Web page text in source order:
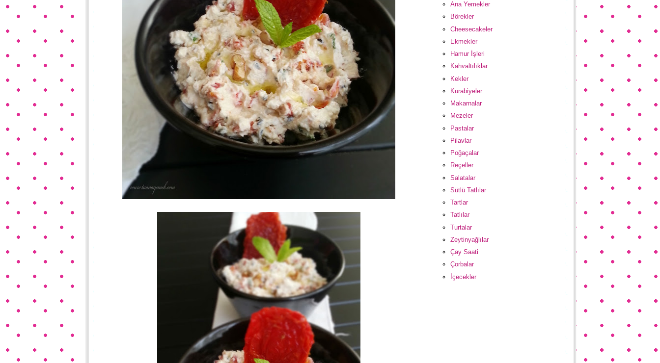
Ana Yemekler
Börekler
Cheesecakeler
Ekmekler
Hamur İşleri
Kahvaltılıklar
Kekler
Kurabiyeler
Makarnalar
Mezeler
Pastalar
Pilavlar
Poğaçalar
Reçeller
Salatalar
Sütlü Tatlılar
Tartlar
Tatlılar
Turtalar
Zeytinyağlılar
Çay Saati
Çorbalar
İçecekler